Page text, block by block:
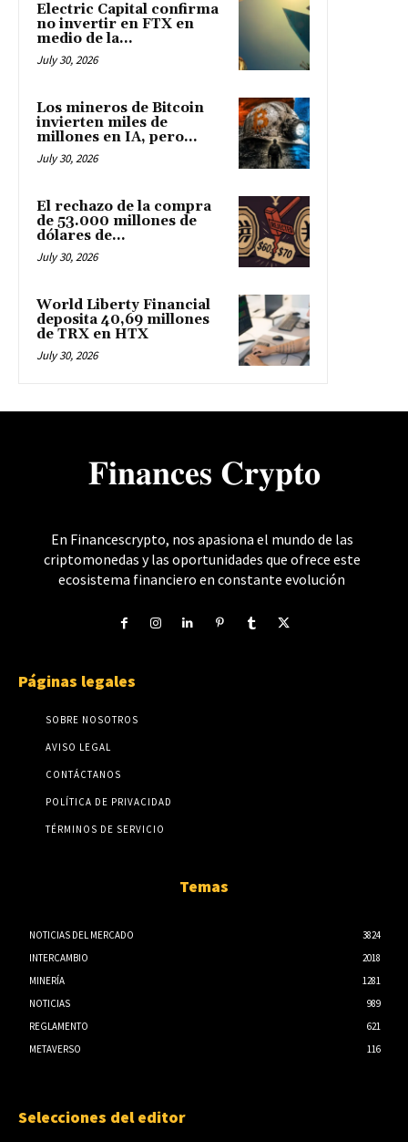
Electric Capital confirma
no invertir en FTX en
medio de la...
July 30, 2026
Los mineros de Bitcoin
invierten miles de
millones en IA, pero...
July 30, 2026
El rechazo de la compra
de 53.000 millones de
dólares de...
July 30, 2026
World Liberty Financial
deposita 40,69 millones
de TRX en HTX
July 30, 2026
𝐅𝐢𝐧𝐚𝐧𝐜𝐞𝐬 𝐂𝐫𝐲𝐩𝐭𝐨
En Financescrypto, nos apasiona el mundo de las
criptomonedas y las oportunidades que ofrece este
ecosistema financiero en constante evolución
Páginas legales
SOBRE NOSOTROS
AVISO LEGAL
CONTÁCTANOS
POLÍTICA DE PRIVACIDAD
TÉRMINOS DE SERVICIO
Temas
NOTICIAS DEL MERCADO
3824
INTERCAMBIO
2018
MINERÍA
1281
NOTICIAS
989
REGLAMENTO
621
METAVERSO
116
Selecciones del editor